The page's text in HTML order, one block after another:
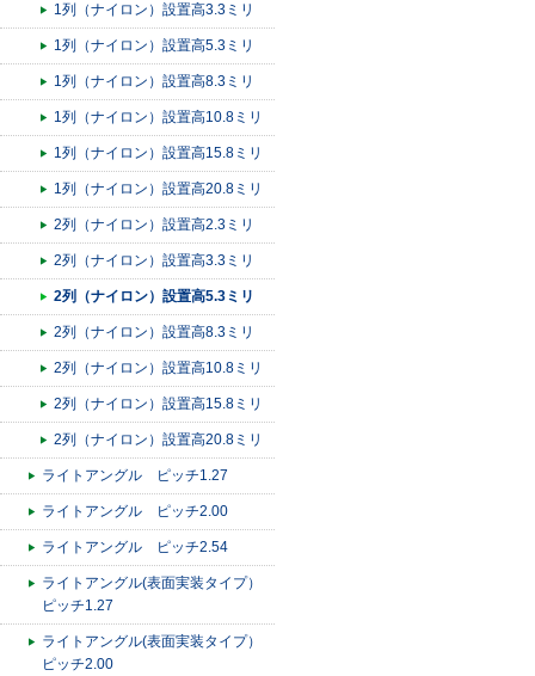
1列（ナイロン）設置高3.3ミリ
1列（ナイロン）設置高5.3ミリ
1列（ナイロン）設置高8.3ミリ
1列（ナイロン）設置高10.8ミリ
1列（ナイロン）設置高15.8ミリ
1列（ナイロン）設置高20.8ミリ
2列（ナイロン）設置高2.3ミリ
2列（ナイロン）設置高3.3ミリ
2列（ナイロン）設置高5.3ミリ
2列（ナイロン）設置高8.3ミリ
2列（ナイロン）設置高10.8ミリ
2列（ナイロン）設置高15.8ミリ
2列（ナイロン）設置高20.8ミリ
ライトアングル ピッチ1.27
ライトアングル ピッチ2.00
ライトアングル ピッチ2.54
ライトアングル(表面実装タイプ）
ピッチ1.27
ライトアングル(表面実装タイプ）
ピッチ2.00